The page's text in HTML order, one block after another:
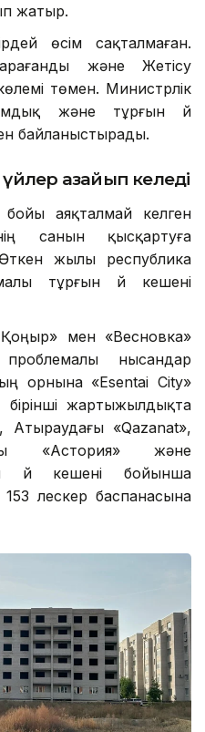
жатыр.
өсім сақталмаған.
және Жетісу
төмен. Министрлік
және тұрғын үй
байланыстырады.
азайып келеді
аяқталмай келген
санын қысқартуға
жылы республика
тұрғын үй кешені
мен «Весновка»
нысандар
орнына «Esentai City»
бірінші жартыжылдықта
Атыраудағы «Qazanat»,
«Астория» және
үй кешені бойынша
үлескер баспанасына